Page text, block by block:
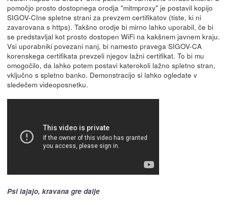
pomočjo prosto dostopnega orodja "mitmproxy" je postavil kopijo
SIGOV-CIne spletne strani za prevzem certifikatov (tiste, ki ni
zavarovana s https). Takšno orodje bi mirno lahko uporabil, če bi
se predstavljal kot prosto dostopen WiFi na kakšnem javnem kraju.
Vsi uporabniki povezani nanj, bi namesto pravega SIGOV-CA
korenskega certifikata prevzeli njegov lažni certifikat. To bi mu
omogočilo, da lahko potem postavi katerokoli lažno spletno stran,
vključno s spletno banko. Demonstracijo si lahko ogledate v
sledečem videoposnetku.
Psi lajajo, kravana gre dalje